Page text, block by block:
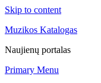
Skip to content
Muzikos Katalogas
Naujienų portalas
Primary Menu